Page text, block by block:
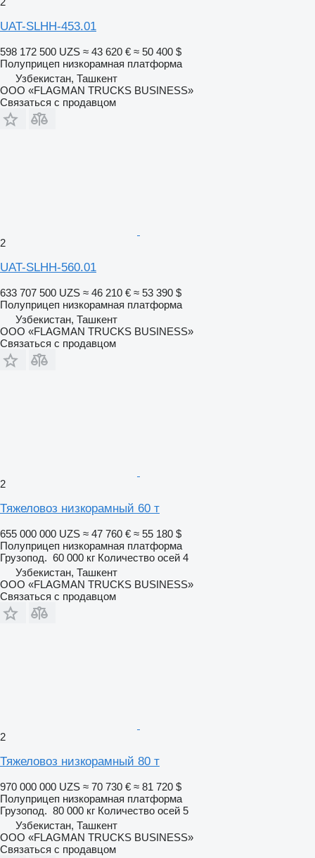
UAT-SLHH-453.01
598 172 500 UZS ≈ 43 620 € ≈ 50 400 $
Полуприцеп низкорамная платформа
Узбекистан, Ташкент
ООО «FLAGMAN TRUCKS BUSINESS»
Связаться с продавцом
2
UAT-SLHH-560.01
633 707 500 UZS ≈ 46 210 € ≈ 53 390 $
Полуприцеп низкорамная платформа
Узбекистан, Ташкент
ООО «FLAGMAN TRUCKS BUSINESS»
Связаться с продавцом
2
Тяжеловоз низкорамный 60 т
655 000 000 UZS ≈ 47 760 € ≈ 55 180 $
Полуприцеп низкорамная платформа
Грузопод. 60 000 кг Количество осей 4
Узбекистан, Ташкент
ООО «FLAGMAN TRUCKS BUSINESS»
Связаться с продавцом
2
Тяжеловоз низкорамный 80 т
970 000 000 UZS ≈ 70 730 € ≈ 81 720 $
Полуприцеп низкорамная платформа
Грузопод. 80 000 кг Количество осей 5
Узбекистан, Ташкент
ООО «FLAGMAN TRUCKS BUSINESS»
Связаться с продавцом